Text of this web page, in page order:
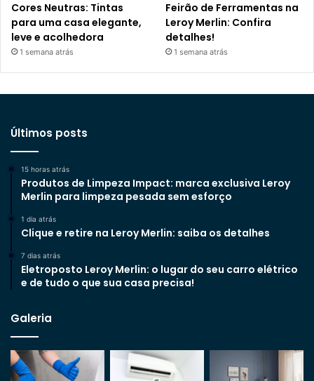
Cores Neutras: Tintas
para uma casa elegante,
leve e acolhedora
1 semana atrás
Feirão de Ferramentas na
Leroy Merlin: Confira
detalhes!
1 semana atrás
Últimos posts
15 horas atrás
Produtos de Limpeza Impact: marca exclusiva Leroy
Merlin para limpeza pesada sem esforço
1 dia atrás
Clique e retire na Leroy Merlin: saiba os detalhes
7 dias atrás
Eletroposto Leroy Merlin: o lugar do seu carro elétrico
e de tudo o que sua casa precisa!
Galeria